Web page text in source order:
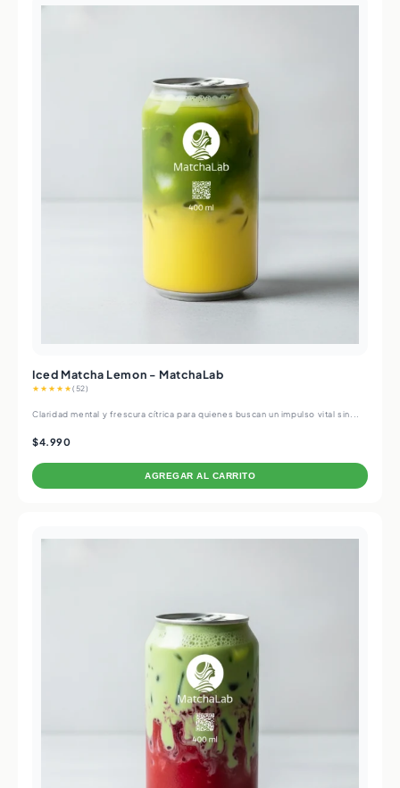
Iced Matcha Lemon - MatchaLab
★★★★★(52)
Claridad mental y frescura cítrica para quienes buscan un impulso vital sin...
$4.990
AGREGAR AL CARRITO